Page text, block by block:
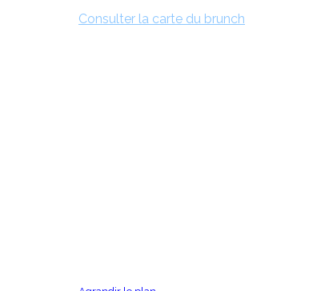
Consulter la carte du brunch